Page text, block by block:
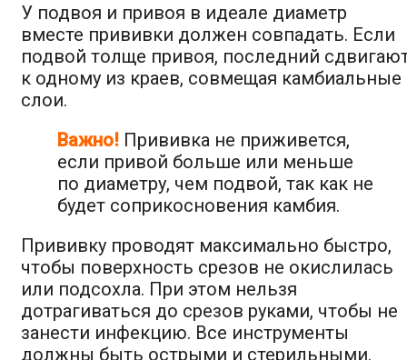
У подвоя и привоя в идеале диаметр
вместе прививки должен совпадать. Если
подвой толще привоя, последний
к одному из краев, совмещая камбиальные
слои.
Важно! Прививка не приживется,
если привой больше или меньше
по диаметру, чем подвой, так как не
будет соприкосновения камбия.
Прививку проводят максимально быстро,
чтобы поверхность срезов не окислилась
или подсохла. При этом нельзя
дотрагиваться до срезов руками, чтобы не
занести инфекцию. Все инструменты
должны быть острыми и стерильными.